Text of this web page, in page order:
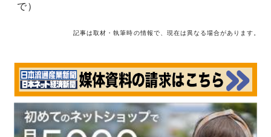
で）
記事は取材・執筆時の情報で、現在は異なる場合があります。